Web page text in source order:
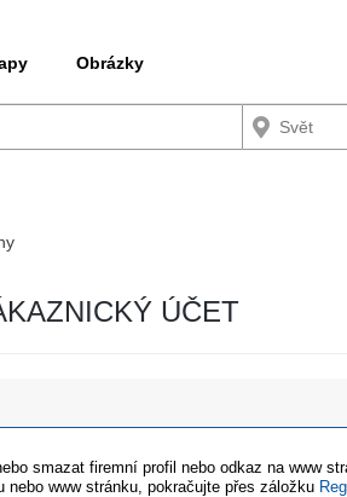
Obrázky
ÚČET
smazat firemní profil nebo odkaz na www
nebo www stránku, pokračujte přes záložku